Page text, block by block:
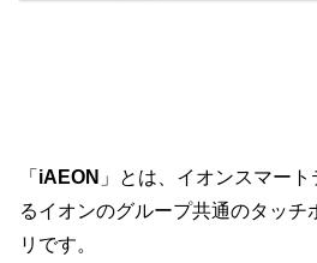
「 iAEON 」とは、イオンスマー
るイオンのグループ共通のタッチ
リです。